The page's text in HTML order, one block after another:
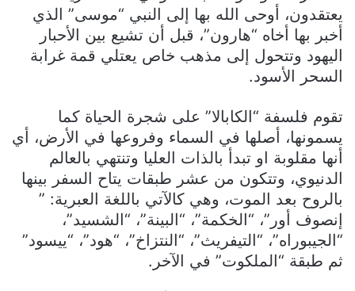
يعتقدون، أوحى الله بها إلى النبي “موسى” الذي
أخبر بها أخاه “هارون”، قبل أن تشيع بين الأحبار
اليهود وتتحول إلى مذهب خاص يعتلي قمة غرابة
السحر الأسود.
تقوم فلسفة “الكابالا” على شجرة الحياة كما
يسمونها، أصلها في السماء وفروعها في الأرض، أي
أنها مقلوبة او تبدأ بالذات العليا وتنتهي بالعالم
الدنيوي، وتتكون من عشر طبقات يتاح السفر بينها
بالروح بعد الموت، وهي كالآتي باللغة العبرية: ”
إنصوف أور”، “الخكمة”، “البينة”، “الشسيد”،
“الجيبوراه”، “التيفريث”، “النتزاخ”، “هود”، “ييسود”
ثم طبقة “الملكوت” في الآخر.